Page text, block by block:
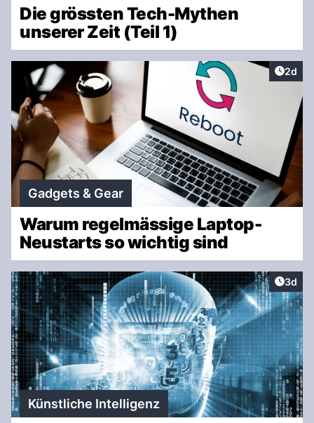
Die grössten Tech-Mythen
unserer Zeit (Teil 1)
2d
Gadgets & Gear
Warum regelmässige Laptop-
Neustarts so wichtig sind
3d
Künstliche Intelligenz